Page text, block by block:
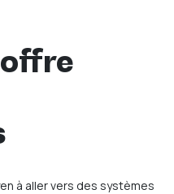
à aller vers des systèmes